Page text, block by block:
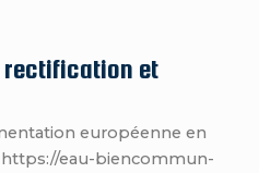
rectification et
européenne en
https://eau-biencommun-